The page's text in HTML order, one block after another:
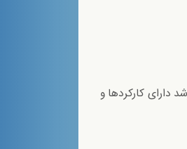
دارای کارکردها و